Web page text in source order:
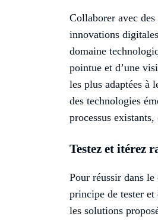
Collaborer avec
innovations
domaine
pointue et d’une
les plus adaptées à
des technologies
processus
Testez et itérez
Pour réussir dans
principe de tester
les solutions